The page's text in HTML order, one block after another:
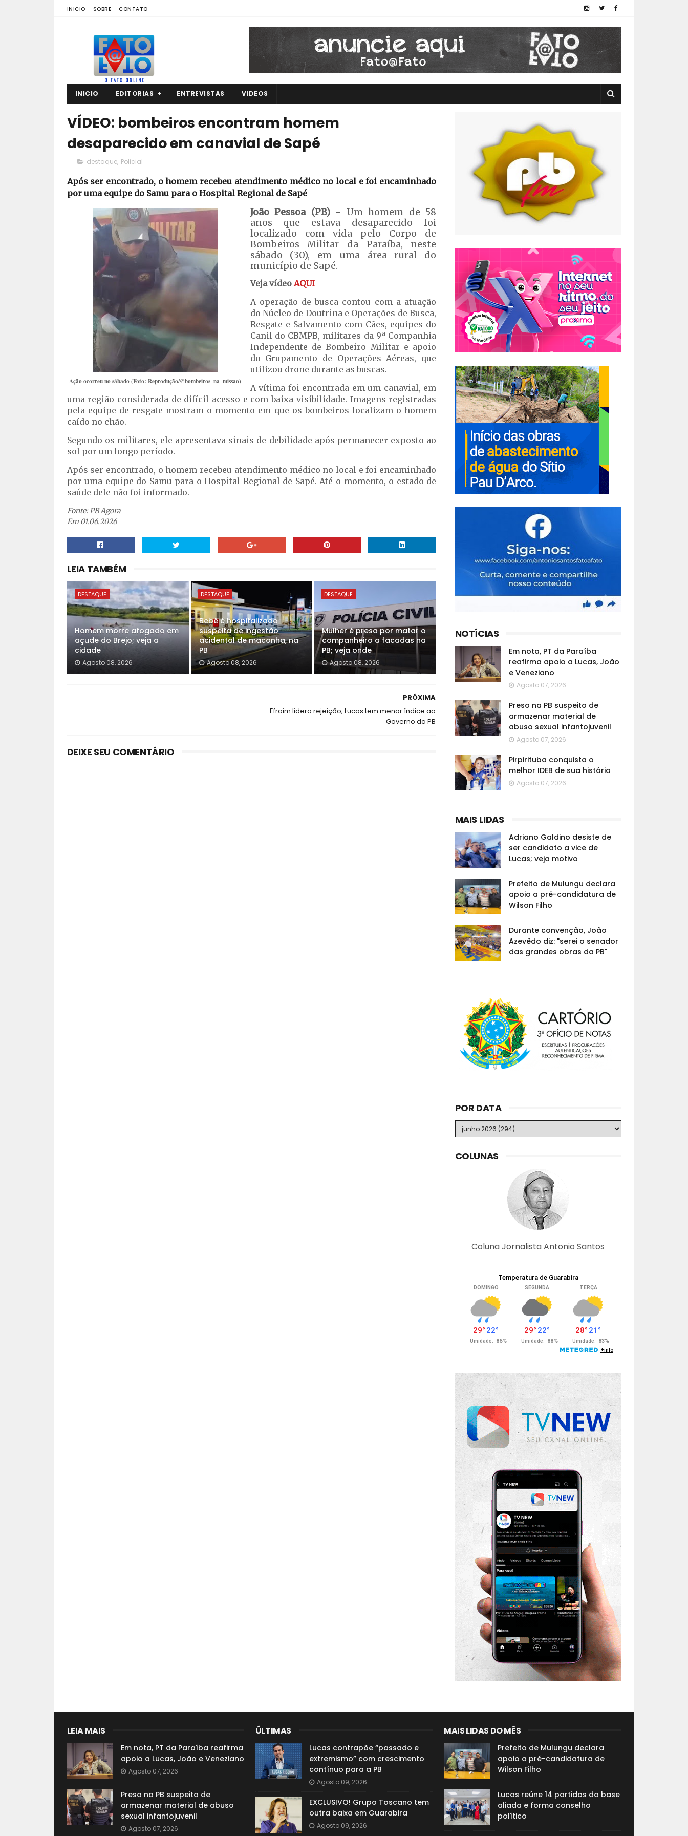
INICIO SOBRE CONTATO
INICIO EDITORIAS ENTREVISTAS VIDEOS
VÍDEO: bombeiros encontram homem
desaparecido em canavial de Sapé
destaque, Policial
Após ser encontrado, o homem recebeu atendimento médico no local e foi encaminhado
por uma equipe do Samu para o Hospital Regional de Sapé
Ação ocorreu no sábado (Foto: Reprodução/@bombeiros_na_missao)
João Pessoa (PB)- Um homem de 58
anos que estava desaparecido foi
localizado com vida pelo Corpo de
Bombeiros Militar da Paraíba, neste
sábado (30), em uma área rural do
município de Sapé.
Veja vídeoAQUI
A operação de busca contou com a atuação
do Núcleo de Doutrina e Operações de Busca,
Resgate e Salvamento com Cães, equipes do
Canil do CBMPB, militares da 9ª Companhia
Independente de Bombeiro Militar e apoio
do Grupamento de Operações Aéreas, que
utilizou drone durante as buscas.
A vítima foi encontrada em um canavial, em
uma região considerada de difícil acesso e com baixa visibilidade. Imagens registradas
pela equipe de resgate mostram o momento em que os bombeiros localizam o homem
caído no chão.
Segundo os militares, ele apresentava sinais de debilidade após permanecer exposto ao
sol por um longo período.
Após ser encontrado, o homem recebeu atendimento médico no local e foi encaminhado
por uma equipe do Samu para o Hospital Regional de Sapé. Até o momento, o estado de
saúde dele não foi informado.
Fonte: PB Agora
Em 01.06.2026
LEIA TAMBÉM
DESTAQUE
Homem morre afogado em
açude do Brejo; veja a
cidade
Agosto 08, 2026
DESTAQUE
Bebê é hospitalizado
suspeita de ingestão
acidental de maconha, na
PB
Agosto 08, 2026
DESTAQUE
Mulher é presa por matar o
companheiro a facadas na
PB; veja onde
Agosto 08, 2026
PRÓXIMA
Efraim lidera rejeição; Lucas tem menor índice ao
Governo da PB
DEIXE SEU COMENTÁRIO
NOTÍCIAS
Em nota, PT da Paraíba
reafirma apoio a Lucas, João
e Veneziano
Agosto 07, 2026
Preso na PB suspeito de
armazenar material de
abuso sexual infantojuvenil
Agosto 07, 2026
Pirpirituba conquista o
melhor IDEB de sua história
Agosto 07, 2026
MAIS LIDAS
Adriano Galdino desiste de
ser candidato a vice de
Lucas; veja motivo
Prefeito de Mulungu declara
apoio a pré-candidatura de
Wilson Filho
Durante convenção, João
Azevêdo diz: "serei o senador
das grandes obras da PB"
POR DATA
COLUNAS
Coluna Jornalista Antonio Santos
LEIA MAIS
Em nota, PT da Paraíba reafirma
apoio a Lucas, João e Veneziano
Agosto 07, 2026
Preso na PB suspeito de
armazenar material de abuso
sexual infantojuvenil
Agosto 07, 2026
ÚLTIMAS
Lucas contrapõe “passado e
extremismo” com crescimento
contínuo para a PB
Agosto 09, 2026
EXCLUSIVO! Grupo Toscano tem
outra baixa em Guarabira
Agosto 09, 2026
MAIS LIDAS DO MÊS
Prefeito de Mulungu declara
apoio a pré-candidatura de
Wilson Filho
Lucas reúne 14 partidos da base
aliada e forma conselho
político